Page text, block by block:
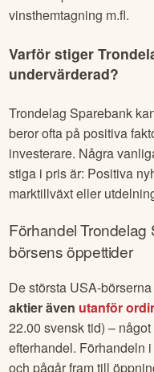
Varför sjunker
den övervärderad?
Trondelag Sparebank
påverkas av många
en aktie kan sjunka i
branschspecifika
vinsthemtagning m.fl.
Varför stiger
undervärderad?
Trondelag Sparebank
beror ofta på positiva
investerare. Några
stiga i pris är: Positiva
marktillväxt eller